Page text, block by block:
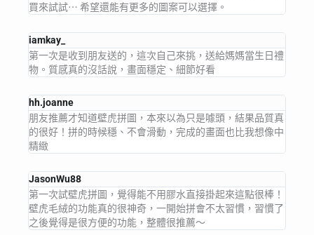
買來試試⋯ 希望還能有更多的圖案可以選擇。
iamkay_
第一次是收到朋友送的，這次自己來挑，送給媽媽當生日禮
物。質感真的沒話說，畫面穩定、細節好看
hh.joanne
朋友推薦才知道壁虎拼圖，本來以為只是噱頭，結果品質真
的很好！拼的時候穩、不會滑動，完成的畫面也比我想像中
精緻
JasonWu88
第一次試壁虎拼圖，覺得能不用膠水直接掛起來這點很棒！
壁虎毛絨的功能真的很神奇，一開始拼會不太習慣，習慣了
之後覺得是很方便的功能，整體很推薦～